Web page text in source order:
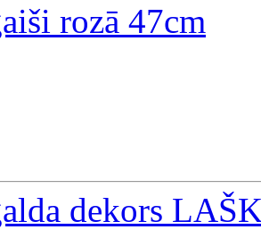
rozā 47cm
dekors